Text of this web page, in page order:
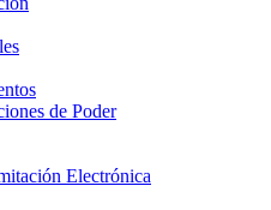
de Poder
Electrónica